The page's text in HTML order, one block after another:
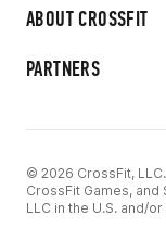
ABOUT CROSSFIT
PARTNERS
© 2026 CrossFit,
CrossFit Games,
LLC in the U.S. and/